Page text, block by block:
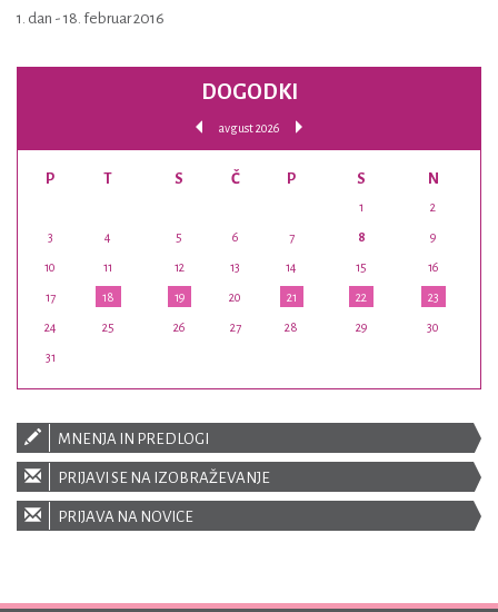
1. dan - 18. februar 2016
DOGODKI
avgust 2026
P T S Č P S N
1 2
3 4 5 6 7 8 9
10 11 12 13 14 15 16
17 18 19 20 21 22 23
24 25 26 27 28 29 30
31
MNENJA IN PREDLOGI
PRIJAVI SE NA IZOBRAŽEVANJE
PRIJAVA NA NOVICE